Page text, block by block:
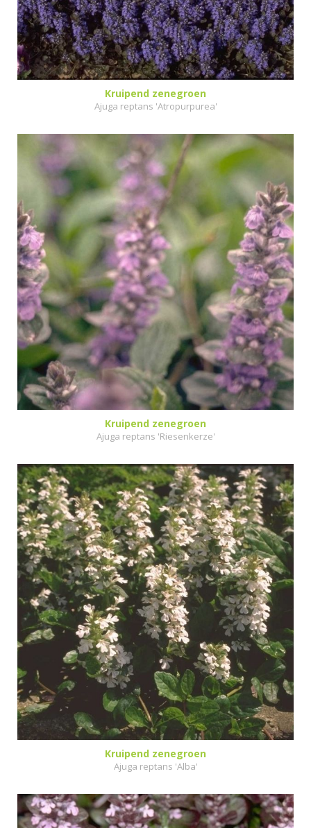
Kruipend zenegroen
Ajuga reptans 'Atropurpurea'
Kruipend zenegroen
Ajuga reptans 'Riesenkerze'
Kruipend zenegroen
Ajuga reptans 'Alba'